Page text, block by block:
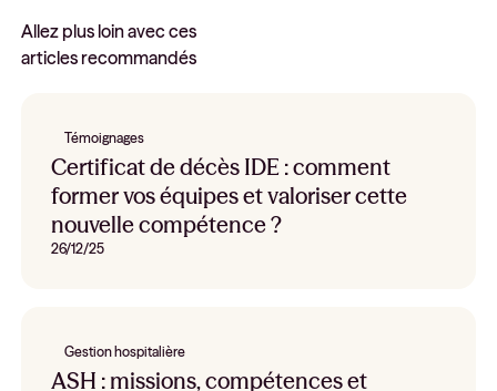
Allez plus loin avec ces
articles recommandés
Témoignages
Certificat de décès IDE : comment
former vos équipes et valoriser cette
nouvelle compétence ?
26/12/25
Gestion hospitalière
ASH : missions, compétences et